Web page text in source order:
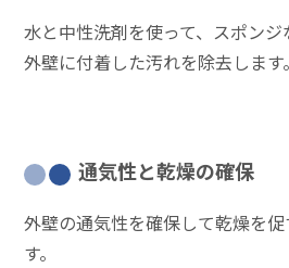
水と中性洗剤を使って、スポン
外壁に付着した汚れを除去します。
通気性と乾燥の確保
外壁の通気性を確保して乾燥を
す。